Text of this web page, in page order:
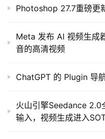
告Photoshop 27.7重磅更
Meta 发布 AI 视频生成
音的高清视频
ChatGPT 的 Plugin 导
火山引擎Seedance 2.0
输入，视频生成进入